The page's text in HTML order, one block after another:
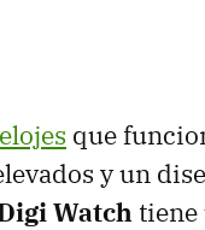
que
y un
Watch tiene